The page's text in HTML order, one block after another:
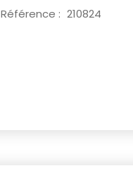
Référence : 210824